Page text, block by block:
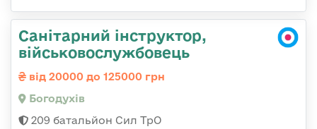
Санітарний інструктор,
військовослужбовець
від 20000 до 125000 грн
Богодухів
209 батальйон Сил ТрО